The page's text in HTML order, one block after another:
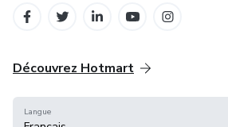
Découvrez Hotmart
Langue